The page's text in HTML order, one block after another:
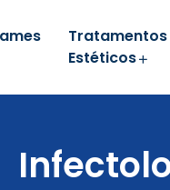
Tratamentos
Estéticos